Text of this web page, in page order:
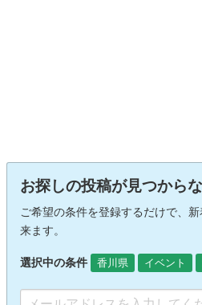
お探しの投稿が見つから
ご希望の条件を登録するだけで、
来ます。
選択中の条件 香川県 イベント